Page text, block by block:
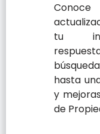
tu
hasta
y
de